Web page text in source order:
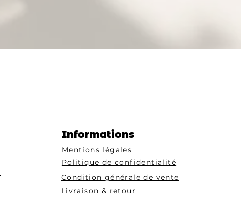
Informations
Mentions légales
Politique de confidentialité
Condition générale de vente
Livraison & retour